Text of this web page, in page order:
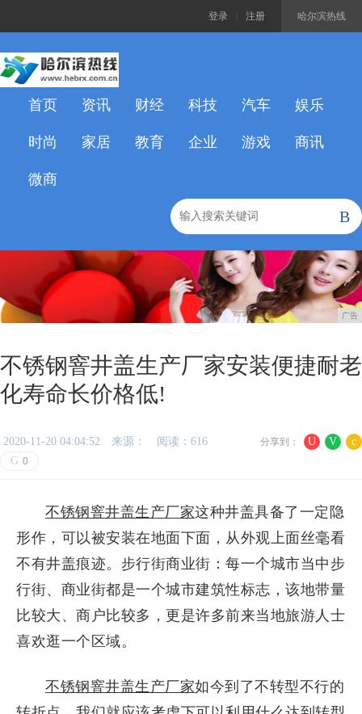
哈尔滨热线
登录 注册
首页 资讯 财经 科技 汽车 娱乐
时尚 家居 教育 企业 游戏 商讯
微商
B
广告
不锈钢窨井盖生产厂家安装便捷耐老
化寿命长价格低!
U V c
分享到：
2020-11-20 04:04:52 来源：
阅读：616
G 0
不锈钢窨井盖生产厂家这种井盖具备了一定隐
形作，可以被安装在地面下面，从外观上面丝毫看
不有井盖痕迹。步行街商业街：每一个城市当中步
行街、商业街都是一个城市建筑性标志，该地带量
比较大、商户比较多，更是许多前来当地旅游人士
喜欢逛一个区域。
不锈钢窨井盖生产厂家如今到了不转型不行的